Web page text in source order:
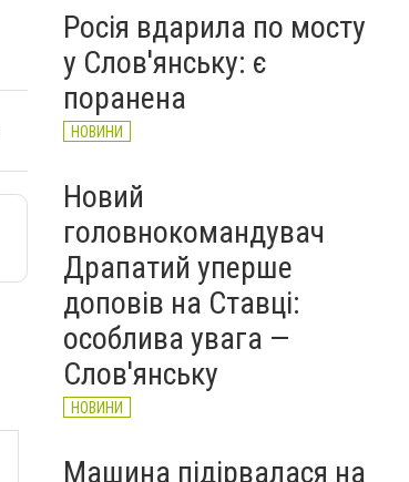
Росія вдарила по мосту
у Слов'янську: є
поранена
НОВИНИ
Новий
головнокомандувач
Драпатий уперше
доповів на Ставці:
особлива увага —
Слов'янську
НОВИНИ
Машина підірвалася на